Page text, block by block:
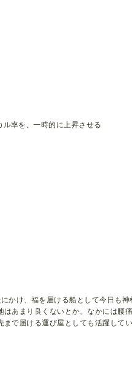
率を、一時的に上昇させる
かけ、福を届ける船として今日も
あまり良くないとか。なかには腰
で届ける運び屋としても活躍してい